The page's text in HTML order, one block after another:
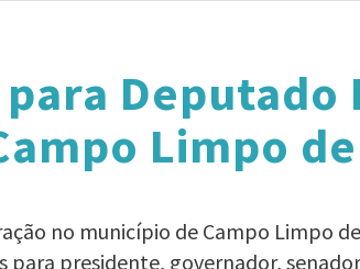
Deputado
Limpo
no município de Campo Limpo
para presidente, governador,